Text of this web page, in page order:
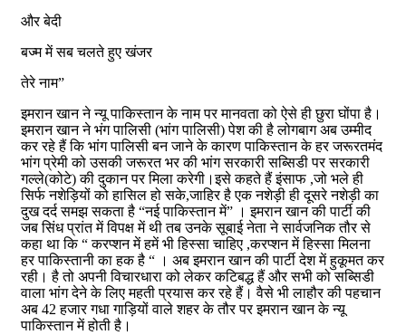
और बेदी
बज्म में सब चलते हुए खंजर
तेरे नाम”
इमरान खान ने न्यू पाकिस्तान के नाम पर मानवता को ऐसे ही छुरा घोंपा है।
इमरान खान ने भंग पालिसी (भांग पालिसी) पेश की है लोगबाग अब उम्मीद
कर रहे हैं कि भांग पालिसी बन जाने के कारण पाकिस्तान के हर जरूरतमंद
भांग प्रेमी को उसकी जरूरत भर की भांग सरकारी सब्सिडी पर सरकारी
गल्ले(कोटे) की दुकान पर मिला करेगी।इसे कहते हैं इंसाफ ,जो भले ही
सिर्फ नशेड़ियों को हासिल हो सके,जाहिर है एक नशेड़ी ही दूसरे नशेड़ी का
दुख दर्द समझ सकता है “नई पाकिस्तान में” । इमरान खान की पार्टी की
जब सिंध प्रांत में विपक्ष में थी तब उनके सूबाई नेता ने सार्वजनिक तौर से
कहा था कि “ करप्शन में हमें भी हिस्सा चाहिए ,करप्शन में हिस्सा मिलना
हर पाकिस्तानी का हक है “ । अब इमरान खान की पार्टी देश में हुकूमत कर
रही। है तो अपनी विचारधारा को लेकर कटिबद्ध हैं और सभी को सब्सिडी
वाला भांग देने के लिए महती प्रयास कर रहे हैं। वैसे भी लाहौर की पहचान
अब 42 हजार गधा गाड़ियों वाले शहर के तौर पर इमरान खान के न्यू
पाकिस्तान में होती है।